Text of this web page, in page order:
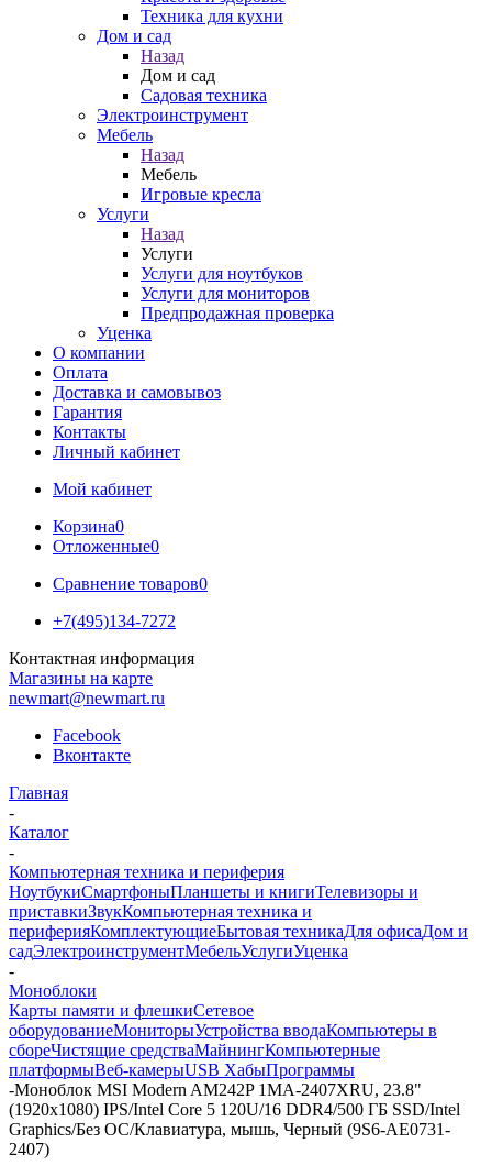
Техника для кухни
Дом и сад
Назад
Дом и сад
Садовая техника
Электроинструмент
Мебель
Назад
Мебель
Игровые кресла
Услуги
Назад
Услуги
Услуги для ноутбуков
Услуги для мониторов
Предпродажная проверка
Уценка
О компании
Оплата
Доставка и самовывоз
Гарантия
Контакты
Личный кабинет
Мой кабинет
Корзина0
Отложенные0
Сравнение товаров0
+7(495)134-7272
Контактная информация
Магазины на карте
newmart@newmart.ru
Facebook
Вконтакте
Главная
-
Каталог
-
Компьютерная техника и периферия
НоутбукиСмартфоныПланшеты и книгиТелевизоры и
приставкиЗвукКомпьютерная техника и
периферияКомплектующиеБытовая техникаДля офисаДом и
садЭлектроинструментМебельУслугиУценка
-
Моноблоки
Карты памяти и флешкиСетевое
оборудованиеМониторыУстройства вводаКомпьютеры в
сбореЧистящие средстваМайнингКомпьютерные
платформыВеб-камерыUSB ХабыПрограммы
-Моноблок MSI Modern AM242P 1MA-2407XRU, 23.8"
(1920x1080) IPS/Intel Core 5 120U/16 DDR4/500 ГБ SSD/Intel
Graphics/Без ОС/Клавиатура, мышь, Черный (9S6-AE0731-
2407)